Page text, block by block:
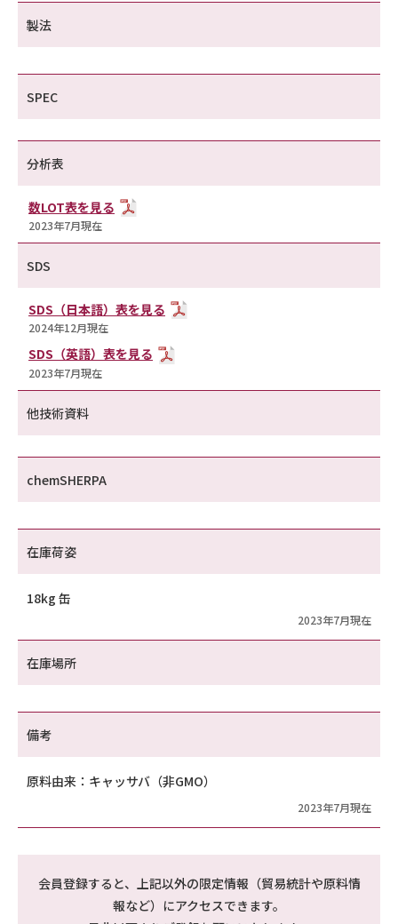
製法
SPEC
分析表
数LOT表を見る
2023年7月現在
SDS
SDS（日本語）表を見る
2024年12月現在
SDS（英語）表を見る
2023年7月現在
他技術資料
chemSHERPA
在庫荷姿
18kg 缶
2023年7月現在
在庫場所
備考
原料由来：キャッサバ（非GMO）
2023年7月現在
会員登録すると、上記以外の限定情報（貿易統計や原料情
報など）にアクセスできます。